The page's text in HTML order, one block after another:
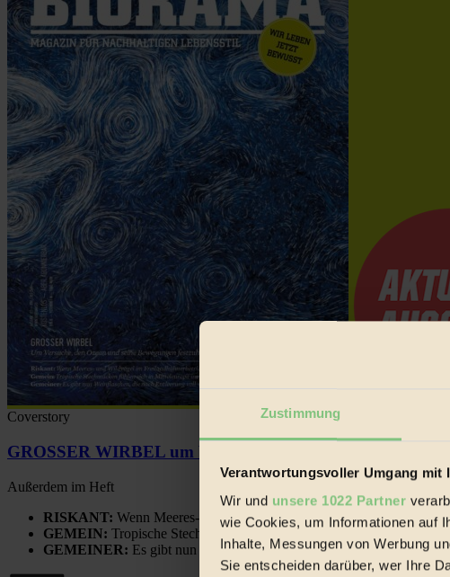
Zustimmung
Verantwortungsvoller Umgang mit
Wir und unsere 1022 Partner
wie Cookies, um Informationen auf
Inhalte, Messungen von Werbung
Sie entscheiden darüber, wer Ihre
Coverstory
GROSSER WIRBEL um Versuche, den Ozean und seine
Außerdem im Heft
RISKANT: Wenn Meeres- und Wildvögel im Freilandhühnerbetrieb
GEMEIN: Tropische Stechmücken fühlen sich in Mitteleuropa
GEMEINER: Es gibt nun Weinflaschen, die nach Entleerung voll